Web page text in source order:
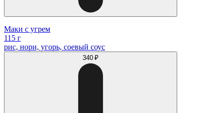
Маки с угрем
115 г
рис, нори, угорь, соевый соус
340 ₽